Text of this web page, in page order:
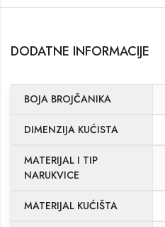
DODATNE INFORMACIJE
BOJA BROJČANIKA
DIMENZIJA KUĆISTA
MATERIJAL I TIP
NARUKVICE
MATERIJAL KUĆIŠTA